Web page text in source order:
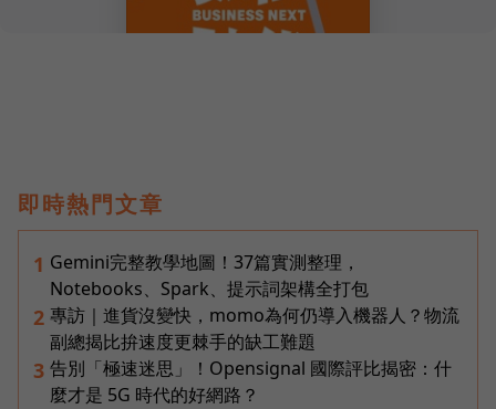
即時熱門文章
1 Gemini完整教學地圖！37篇實測整理，
Notebooks、Spark、提示詞架構全打包
2 專訪｜進貨沒變快，momo為何仍導入機器人？物流
副總揭比拚速度更棘手的缺工難題
3 告別「極速迷思」！Opensignal 國際評比揭密：什
麼才是 5G 時代的好網路？